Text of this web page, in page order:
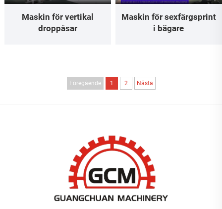
Maskin för vertikal
droppåsar
Maskin för sexfärgsprint
i bägare
Föregående 1 2 Nästa